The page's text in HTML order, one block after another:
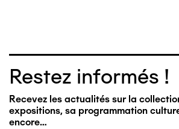
Restez informés !
Recevez les actualités sur la
expositions, sa programmation
encore…